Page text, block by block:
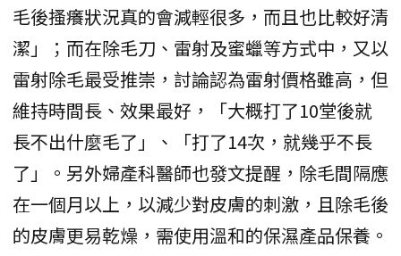
毛後搔癢狀況真的會減輕很多，而且也比較好清
潔」；而在除毛刀、雷射及蜜蠟等方式中，又以
雷射除毛最受推崇，討論認為雷射價格雖高，但
維持時間長、效果最好，「大概打了10堂後就
長不出什麼毛了」、「打了14次，就幾乎不長
了」。另外婦產科醫師也發文提醒，除毛間隔應
在一個月以上，以減少對皮膚的刺激，且除毛後
的皮膚更易乾燥，需使用溫和的保濕產品保養。